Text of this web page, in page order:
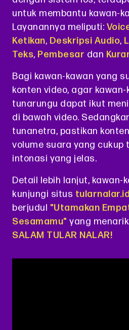
untuk membantu kawan-
Layanannya meliputi:
Ketikan, Deskripsi Audio,
Teks, Pembesar dan
Bagi kawan-kawan yang
konten video, agar kawan-
tunarungu dapat ikut
di bawah video.
tunanetra, pastikan
volume suara yang cukup
intonasi yang jelas.
Detail lebih lanjut, kawan-
kunjungi situs tularnalar.id
berjudul "Utamakan
Sesamamu" yang
SALAM TULAR NALAR!